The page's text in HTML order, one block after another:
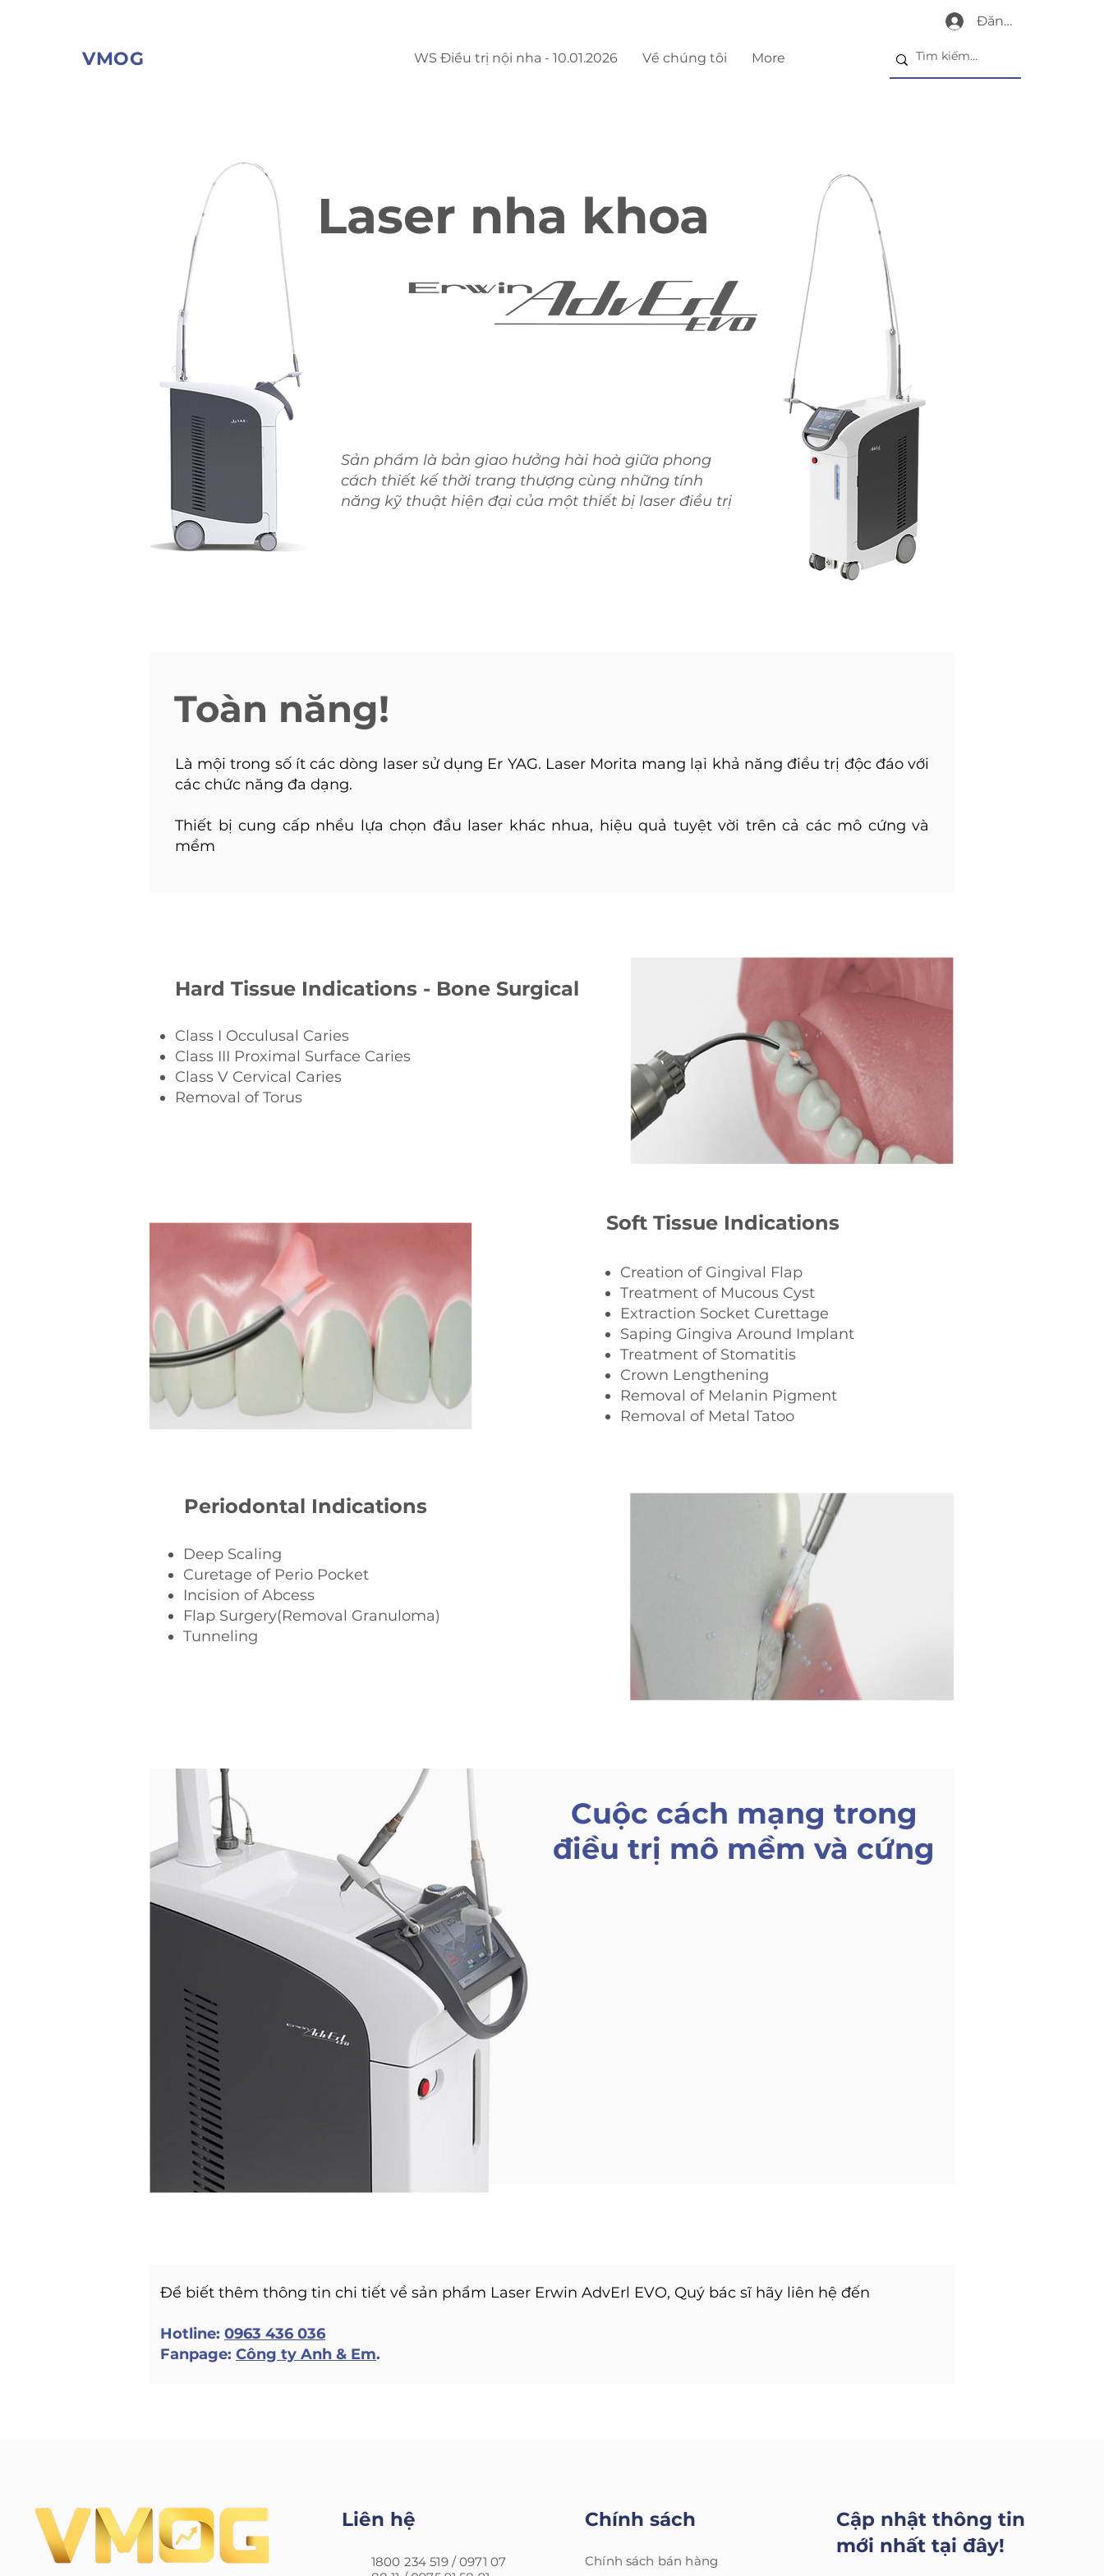
VMOG
Đăng nhập
WS Điều trị nội nha - 10.01.2026 Về chúng tôi More
Laser nha khoa
Sản phẩm là bản giao hưởng hài hoà giữa phong
cách thiết kế thời trang thượng cùng những tính
năng kỹ thuật hiện đại của một thiết bị laser điều trị
Toàn năng!
Là mội trong số ít các dòng laser sử dụng Er YAG. Laser Morita mang lại khả năng điều trị độc đáo với
các chức năng đa dạng.
Thiết bị cung cấp nhều lựa chọn đầu laser khác nhua, hiệu quả tuyệt vời trên cả các mô cứng và
mềm
Hard Tissue Indications - Bone Surgical
Class I Occulusal Caries
Class III Proximal Surface Caries
Class V Cervical Caries
Removal of Torus
Periodontal Indications
Deep Scaling
Curetage of Perio Pocket
Incision of Abcess
Flap Surgery(Removal Granuloma)
Tunneling
Soft Tissue Indications
Creation of Gingival Flap
Treatment of Mucous Cyst
Extraction Socket Curettage
Saping Gingiva Around Implant
Treatment of Stomatitis
Crown Lengthening
Removal of Melanin Pigment
Removal of Metal Tatoo
Cuộc cách mạng trong
điều trị mô mềm và cứng
Để biết thêm thông tin chi tiết về sản phẩm Laser Erwin AdvErl EVO, Quý bác sĩ hãy liên hệ đến
Hotline: 0963 436 036
Fanpage: Công ty Anh & Em.
Liên hệ
1800 234 519 /0971 07
Chính sách
Chính sách bán hàng
Cập nhật thông tin
mới nhất tại đây!